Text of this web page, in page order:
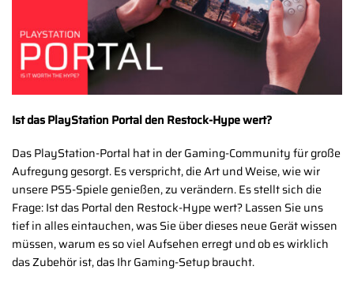
Ist das PlayStation Portal den Restock-Hype wert?
Das PlayStation-Portal hat in der Gaming-Community für große
Aufregung gesorgt. Es verspricht, die Art und Weise, wie wir
unsere PS5-Spiele genießen, zu verändern. Es stellt sich die
Frage: Ist das Portal den Restock-Hype wert? Lassen Sie uns
tief in alles eintauchen, was Sie über dieses neue Gerät wissen
müssen, warum es so viel Aufsehen erregt und ob es wirklich
das Zubehör ist, das Ihr Gaming-Setup braucht.